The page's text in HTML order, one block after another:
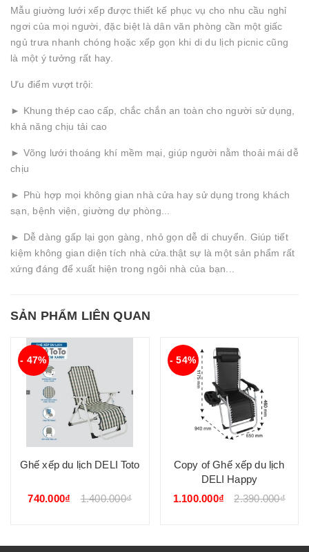
Mẫu giường lưới xếp được thiết kế phục vụ cho nhu cầu nghỉ
ngơi của mọi người, đặc biệt là dân văn phòng cần một giấc
ngủ trưa nhanh chóng hoặc xếp gọn khi di du lịch picnic cũng
là một ý tưởng rất hay.
Ưu điểm vượt trội:
► Khung thép cao cấp, chắc chắn an toàn cho người sử dụng,
khả năng chịu tải cao
► Võng lưới thoáng khí mềm mại, giúp người nằm thoải mái dễ
chịu
► Phù hợp mọi không gian nhà cửa hay sử dụng trong khách
sạn, bệnh viện, giường dự phòng...
► Dễ dàng gấp lại gọn gàng, nhỏ gọn dễ di chuyển. Giúp tiết
kiệm không gian diện tích nhà cửa.thật sự là một sản phẩm rất
xứng đáng để xuất hiện trong ngôi nhà của bạn...
SẢN PHẨM LIÊN QUAN
- 47%
Ghế xếp du lịch DELI Toto
740.000₫ 1.400.000₫
- 54%
Copy of Ghế xếp du lịch
DELI Happy
1.100.000₫
2.390.000₫